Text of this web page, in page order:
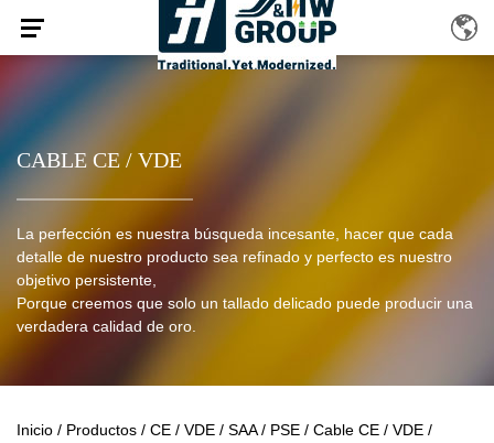
CABLE CE / VDE
La perfección es nuestra búsqueda incesante, hacer que cada
detalle de nuestro producto sea refinado y perfecto es nuestro
objetivo persistente,
Porque creemos que solo un tallado delicado puede producir una
verdadera calidad de oro.
Inicio / Productos / CE / VDE / SAA / PSE / Cable CE / VDE /